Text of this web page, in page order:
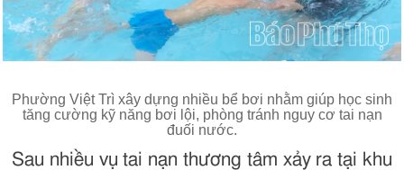
Phường Việt Trì xây dựng nhiều bể bơi nhằm giúp học sinh
tăng cường kỹ năng bơi lội, phòng tránh nguy cơ tai nạn
đuối nước.
Sau nhiều vụ tai nạn thương tâm xảy ra tại khu